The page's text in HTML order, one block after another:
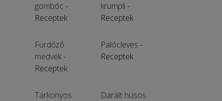
gombóc -
Receptek
krumpli-
Receptek
Fürdőző
medvék-
Receptek
Palócleves -
Receptek
Tárkonyos
Darált húsos